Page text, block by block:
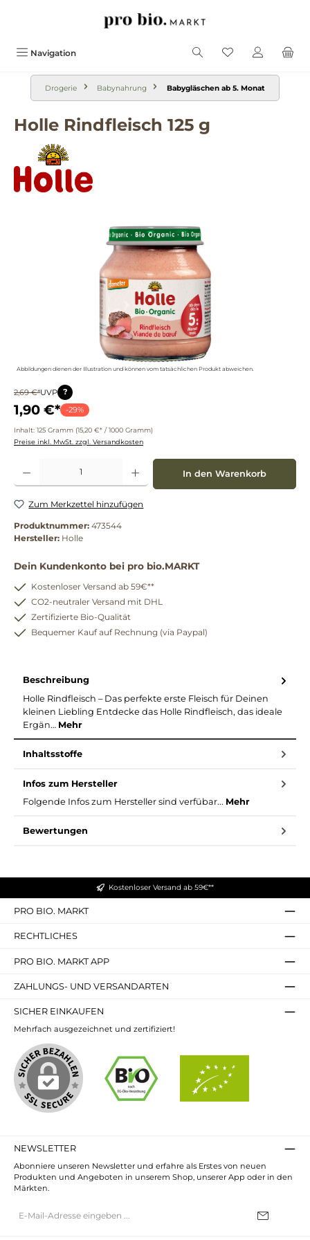
Navigation
Drogerie Babynahrung Babygläschen ab 5. Monat
Holle Rindfleisch 125 g
Bildergalerie überspringen
Abbildungen dienen der Illustration und können vom tatsächlichen Produkt abweichen.
2,69 €*UVP ?
1,90 €* -29%
Inhalt: 125 Gramm (15,20 €* / 1000 Gramm)
Preise inkl. MwSt. zzgl. Versandkosten
Produkt Anzahl: Gib den gewünschten Wert ein oder benutze die Schaltflächen um
In den Warenkorb
Zum Merkzettel hinzufügen
Produktnummer: 473544
Hersteller: Holle
Dein Kundenkonto bei pro bio.MARKT
Kostenloser Versand ab 59€**
CO2-neutraler Versand mit DHL
Zertifizierte Bio-Qualität
Bequemer Kauf auf Rechnung (via Paypal)
Beschreibung
Holle Rindfleisch – Das perfekte erste Fleisch für Deinen
kleinen Liebling Entdecke das Holle Rindfleisch, das ideale
Ergän… Mehr
Inhaltsstoffe
Infos zum Hersteller
Folgende Infos zum Hersteller sind verfübar... Mehr
Bewertungen
Kostenloser Versand ab 59€**
PRO BIO. MARKT
RECHTLICHES
PRO BIO. MARKT APP
ZAHLUNGS- UND VERSANDARTEN
SICHER EINKAUFEN
Mehrfach ausgezeichnet und zertifiziert!
NEWSLETTER
Abonniere unseren Newsletter und erfahre als Erstes von neuen
Produkten und Angeboten in unserem Shop, unserer App oder in den
Märkten.
Mail-